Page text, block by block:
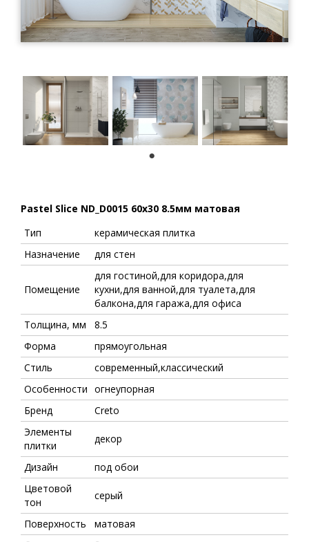
Pastel Slice ND_D0015 60x30 8.5мм матовая
Тип
керамическая плитка
Назначение
для стен
Помещение
для гостиной,для коридора,для
кухни,для ванной,для туалета,для
балкона,для гаража,для офиса
Толщина, мм
8.5
Форма
прямоугольная
Стиль
современный,классический
Особенности огнеупорная
Бренд
Creto
Элементы
плитки
декор
Дизайн
под обои
Цветовой
тон
серый
Поверхность
матовая